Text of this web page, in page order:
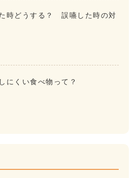
時どうする？ 誤嚥した時の対
にくい食べ物って？